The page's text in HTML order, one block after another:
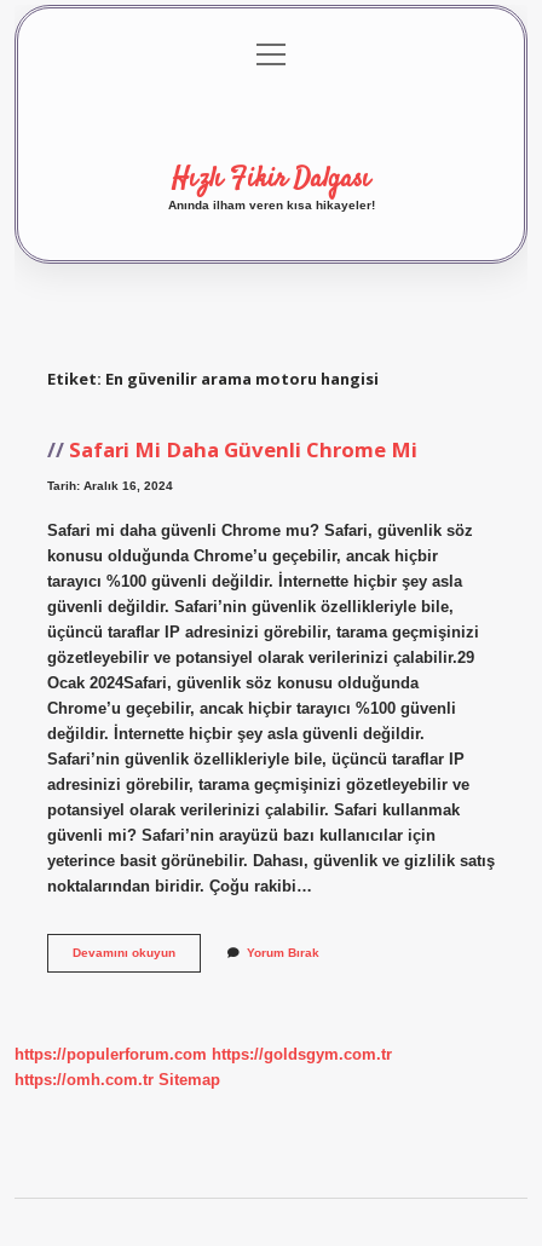
Gizlilik Politikası
menüyü
aç
Hızlı Fikir Dalgası
Anında ilham veren kısa hikayeler!
Etiket: En güvenilir arama motoru hangisi
Safari Mi Daha Güvenli Chrome Mi
Tarih: Aralık 16, 2024
Safari mi daha güvenli Chrome mu? Safari, güvenlik söz
konusu olduğunda Chrome’u geçebilir, ancak hiçbir
tarayıcı %100 güvenli değildir. İnternette hiçbir şey asla
güvenli değildir. Safari’nin güvenlik özellikleriyle bile,
üçüncü taraflar IP adresinizi görebilir, tarama geçmişinizi
gözetleyebilir ve potansiyel olarak verilerinizi çalabilir.29
Ocak 2024Safari, güvenlik söz konusu olduğunda
Chrome’u geçebilir, ancak hiçbir tarayıcı %100 güvenli
değildir. İnternette hiçbir şey asla güvenli değildir.
Safari’nin güvenlik özellikleriyle bile, üçüncü taraflar IP
adresinizi görebilir, tarama geçmişinizi gözetleyebilir ve
potansiyel olarak verilerinizi çalabilir. Safari kullanmak
güvenli mi? Safari’nin arayüzü bazı kullanıcılar için
yeterince basit görünebilir. Dahası, güvenlik ve gizlilik satış
noktalarından biridir. Çoğu rakibi…
Devamını okuyunSafari
Yorum Bırak
https://populerforum.com https://goldsgym.com.tr
https://omh.com.tr Sitemap